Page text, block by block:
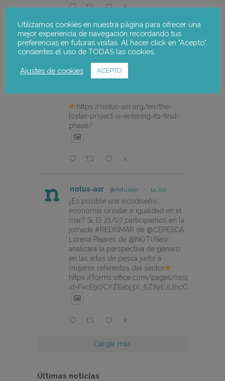
X
notus-asr @notusasr · 20 Jul
The FOSTER project is entering
workshop to validate the Alto
Palancia Climate Change Adaptation
https://notus-asr.org/en/the-
foster-project-is-entering-its-final-
phase/
X
notus-asr @notusasr · 14 Jul
¿Es posible unir ecodiseño,
economía circular e igualdad en el
mar? Sí. El 21/07 participamos en la
jornada #REDISMAR de @CEPESCA.
Lorena Pajares de @NOTUSasr
analizará la perspectiva de género
en las artes de pesca junto a
mujeres referentes del sector
https://forms.office.com/pages/
X
Cargar más
Últimas noticias
Utilizamos cookies en nuestra página para ofrecer una
mejor experiencia de navegación recordando tus
preferencias en futuras visitas. Al hacer click en "Acepto",
consientes el uso de TODAS las cookies.
Ajustes de cookies ACEPTO